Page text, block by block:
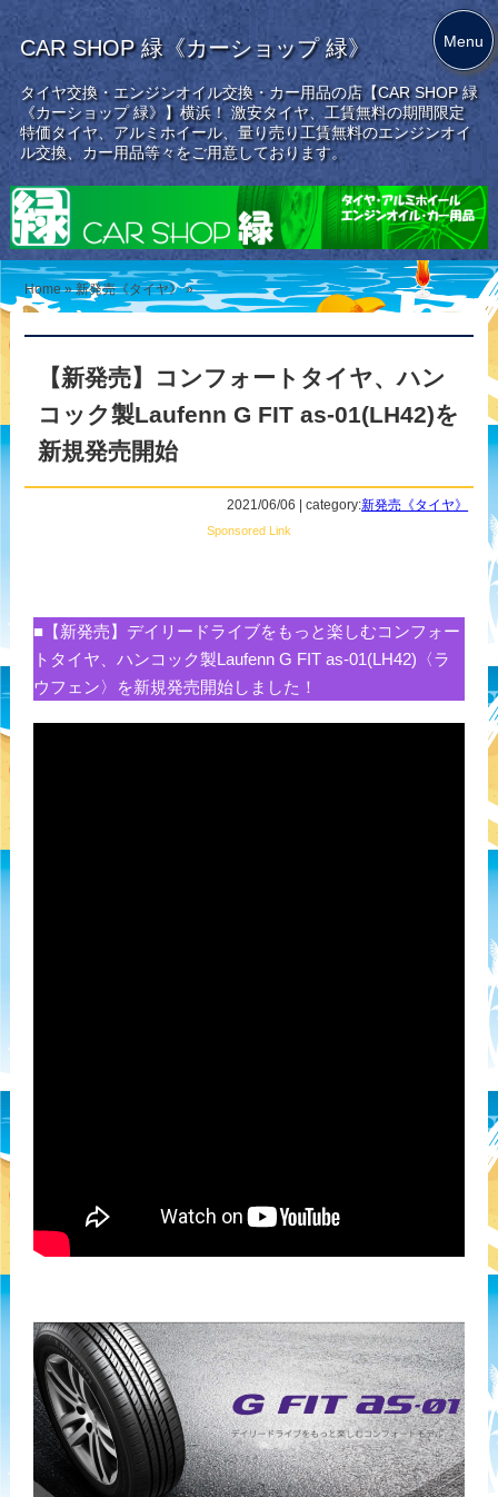
CAR SHOP 緑《カーショップ 緑》
タイヤ交換・エンジンオイル交換・カー用品の店【CAR SHOP 緑
《カーショップ 緑》】横浜！ 激安タイヤ、工賃無料の期間限定
特価タイヤ、アルミホイール、量り売り工賃無料のエンジンオイ
ル交換、カー用品等々をご用意しております。
Home »新発売《タイヤ》 »
【新発売】コンフォートタイヤ、ハン
コック製Laufenn G FIT as-01(LH42)を
新規発売開始
2021/06/06 | category:新発売《タイヤ》
Sponsored Link
■【新発売】デイリードライブをもっと楽しむコンフォー
トタイヤ、ハンコック製Laufenn G FIT as-01(LH42)〈ラ
ウフェン〉を新規発売開始しました！
Menu